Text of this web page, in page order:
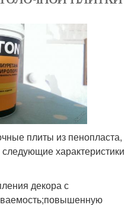
плиты из пенопласта,
характеристики
декора с